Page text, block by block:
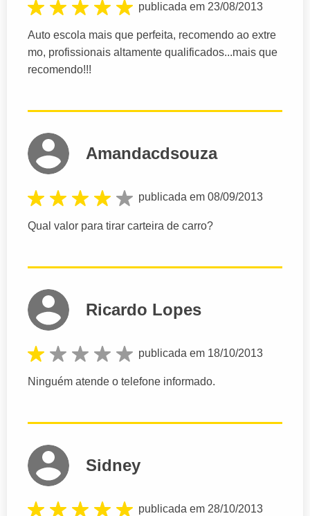
publicada em 23/08/2013
Auto escola mais que perfeita, recomendo ao extre
mo, profissionais altamente qualificados...mais que
recomendo!!!
Amandacdsouza
publicada em 08/09/2013
Qual valor para tirar carteira de carro?
Ricardo Lopes
publicada em 18/10/2013
Ninguém atende o telefone informado.
Sidney
publicada em 28/10/2013